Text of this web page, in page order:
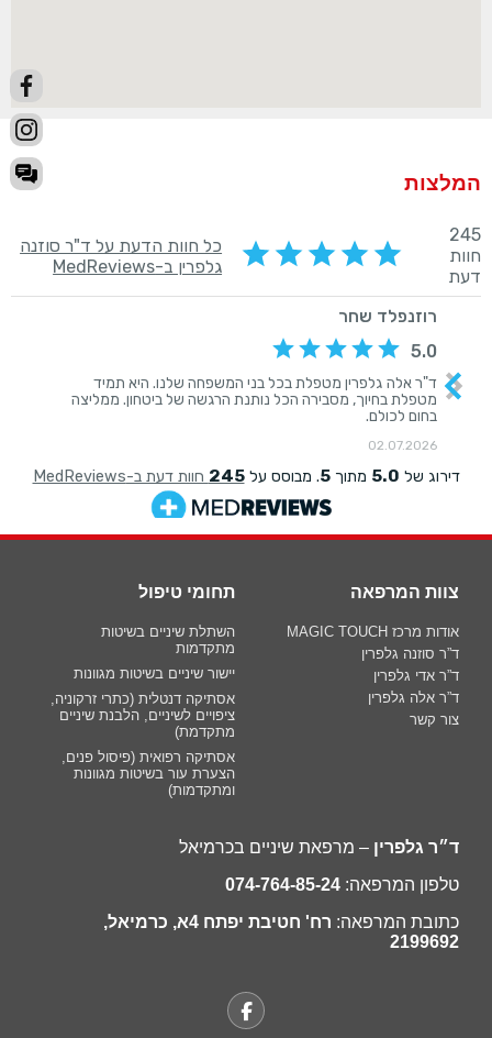
המלצות
ד״ר גלפרין – מרפאת שיניים בכרמיאל
טלפון המרפאה: 074-764-85-24
כתובת המרפאה:
רח' חטיבת יפתח 4א, כרמיאל,
2199692
תחומי טיפול
השתלת שיניים בשיטות
מתקדמות
יישור שיניים בשיטות מגוונות
אסתיקה דנטלית (כתרי זרקוניה,
ציפויים לשיניים, הלבנת שיניים
מתקדמת)
אסתיקה רפואית (פיסול פנים,
הצערת עור בשיטות מגוונות
ומתקדמות)
צוות המרפאה
אודות מרכז MAGIC TOUCH
ד”ר סוזנה גלפרין
ד”ר אדי גלפרין
ד”ר אלה גלפרין
צור קשר